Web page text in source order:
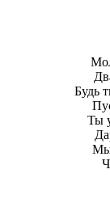
Будь
Ты
Мы